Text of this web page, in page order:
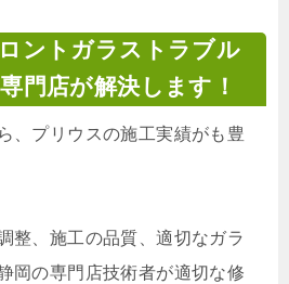
ントガラストラブル
門店が解決します！
、プリウスの施工実績がも豊
整、施工の品質、適切なガラ
岡の専門店技術者が適切な修